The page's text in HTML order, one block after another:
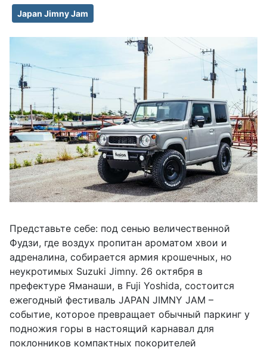
Japan Jimny Jam
Представьте себе: под сенью величественной
Фудзи, где воздух пропитан ароматом хвои и
адреналина, собирается армия крошечных, но
неукротимых Suzuki Jimny. 26 октября в
префектуре Яманаши, в Fuji Yoshida, состоится
ежегодный фестиваль JAPAN JIMNY JAM –
событие, которое превращает обычный паркинг у
подножия горы в настоящий карнавал для
поклонников компактных покорителей